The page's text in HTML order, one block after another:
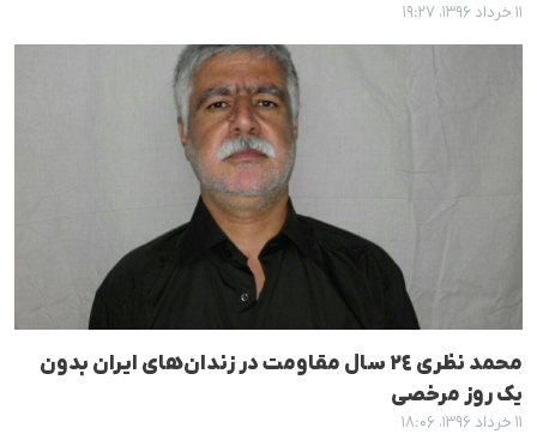
۱۱ خرداد ۱۳۹۶، ۱۹:۲۷
محمد نظری ٢٤ سال مقاومت در زندان‌های ایران بدون
یک روز مرخصی
۱۱ خرداد ۱۳۹۶، ۱۸:۰۶